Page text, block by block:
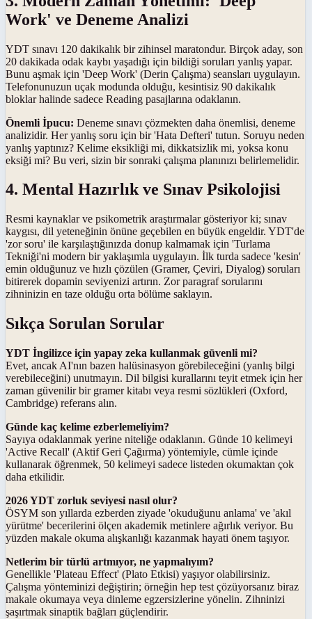
Work' ve Deneme Analizi
YDT sınavı 120 dakikalık bir zihinsel maratondur. Birçok aday, son
20 dakikada odak kaybı yaşadığı için bildiği soruları yanlış yapar.
Bunu aşmak için 'Deep Work' (Derin Çalışma) seansları uygulayın.
Telefonunuzun uçak modunda olduğu, kesintisiz 90 dakikalık
bloklar halinde sadece Reading pasajlarına odaklanın.
Önemli İpucu: Deneme sınavı çözmekten daha önemlisi, deneme
analizidir. Her yanlış soru için bir 'Hata Defteri' tutun. Soruyu neden
yanlış yaptınız? Kelime eksikliği mi, dikkatsizlik mi, yoksa konu
eksiği mi? Bu veri, sizin bir sonraki çalışma planınızı belirlemelidir.
4. Mental Hazırlık ve Sınav Psikolojisi
Resmi kaynaklar ve psikometrik araştırmalar gösteriyor ki; sınav
kaygısı, dil yeteneğinin önüne geçebilen en büyük engeldir. YDT'de
'zor soru' ile karşılaştığınızda donup kalmamak için 'Turlama
Tekniği'ni modern bir yaklaşımla uygulayın. İlk turda sadece 'kesin'
emin olduğunuz ve hızlı çözülen (Gramer, Çeviri, Diyalog) soruları
bitirerek dopamin seviyenizi artırın. Zor paragraf sorularını
zihninizin en taze olduğu orta bölüme saklayın.
Sıkça Sorulan Sorular
YDT İngilizce için yapay zeka kullanmak güvenli mi?
Evet, ancak AI'nın bazen halüsinasyon görebileceğini (yanlış bilgi
verebileceğini) unutmayın. Dil bilgisi kurallarını teyit etmek için her
zaman güvenilir bir gramer kitabı veya resmi sözlükleri (Oxford,
Cambridge) referans alın.
Günde kaç kelime ezberlemeliyim?
Sayıya odaklanmak yerine niteliğe odaklanın. Günde 10 kelimeyi
'Active Recall' (Aktif Geri Çağırma) yöntemiyle, cümle içinde
kullanarak öğrenmek, 50 kelimeyi sadece listeden okumaktan çok
daha etkilidir.
2026 YDT zorluk seviyesi nasıl olur?
ÖSYM son yıllarda ezberden ziyade 'okuduğunu anlama' ve 'akıl
yürütme' becerilerini ölçen akademik metinlere ağırlık veriyor. Bu
yüzden makale okuma alışkanlığı kazanmak hayati önem taşıyor.
Netlerim bir türlü artmıyor, ne yapmalıyım?
Genellikle 'Plateau Effect' (Plato Etkisi) yaşıyor olabilirsiniz.
Çalışma yönteminizi değiştirin; örneğin hep test çözüyorsanız biraz
makale okumaya veya dinleme egzersizlerine yönelin. Zihninizi
şaşırtmak sinaptik bağları güçlendirir.